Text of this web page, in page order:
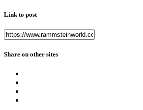
Link to post
Share on other sites